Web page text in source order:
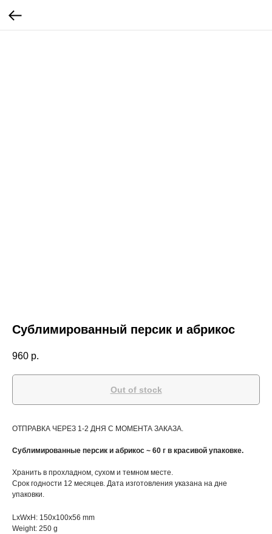
Сублимированный персик и абрикос
960 р.
Out of stock
ОТПРАВКА ЧЕРЕЗ 1-2 ДНЯ С МОМЕНТА ЗАКАЗА.
Сублимированные персик и абрикос ~ 60 г в красивой упаковке.
Хранить в прохладном, сухом и темном месте.
Срок годности 12 месяцев. Дата изготовления указана на дне
упаковки.
LxWxH: 150x100x56 mm
Weight: 250 g